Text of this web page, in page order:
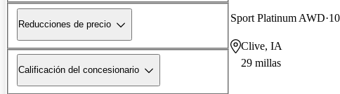
Reducciones de precio
Calificación del concesionario
Sport Platinum AWD
Clive, IA
29 millas